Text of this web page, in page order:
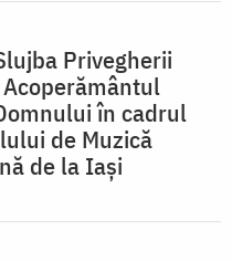
Privegherii
în cadrul
de Muzică
de la Iaşi